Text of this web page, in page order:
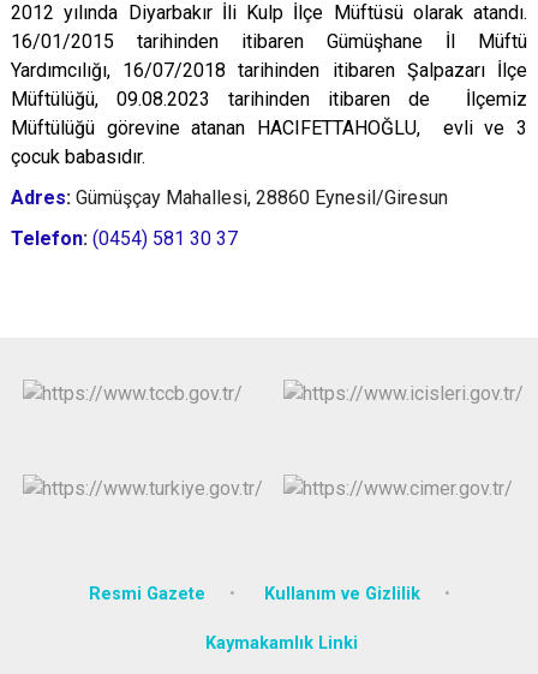
2012 yılında Diyarbakır İli Kulp İlçe Müftüsü olarak atandı.
16/01/2015 tarihinden itibaren Gümüşhane İl Müftü
Yardımcılığı, 16/07/2018 tarihinden itibaren Şalpazarı İlçe
Müftülüğü, 09.08.2023 tarihinden itibaren de İlçemiz
Müftülüğü görevine atanan HACIFETTAHOĞLU, evli ve 3
çocuk babasıdır.
Adres: Gümüşçay Mahallesi, 28860 Eynesil/Giresun
Telefon: (0454) 581 30 37
Resmi Gazete Kullanım ve Gizlilik
Kaymakamlık Linki